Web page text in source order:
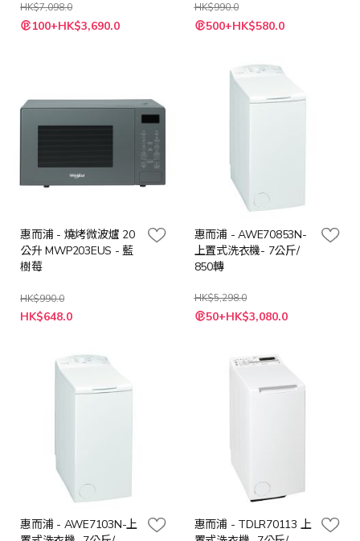
WRAL856411
HK$7,098.0
特
殊 100+HK$3,690.0
HK$990.0
特
殊 500+HK$580.0
惠而浦 - 燒烤微波爐 20
公升 MWP203EUS - 藍
樹莓
HK$990.0
特
殊
HK$648.0
惠而浦 - AWE70853N-
上置式洗衣機- 7公斤/
850轉
HK$5,298.0
特
殊 50+HK$3,080.0
惠而浦 - AWE7103N-上
惠而浦 - TDLR70113 上